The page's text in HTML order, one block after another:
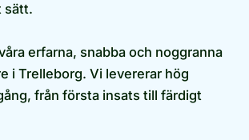
sätt.
erfarna, snabba och noggranna
i Trelleborg. Vi levererar hög
från första insats till färdigt